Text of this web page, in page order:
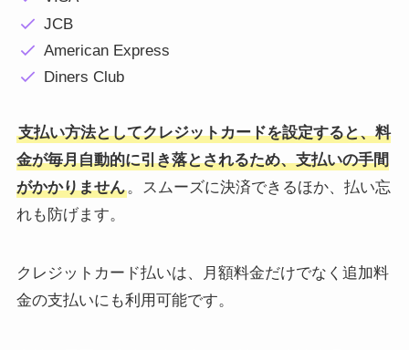
JCB
American Express
Diners Club
支払い方法としてクレジットカードを設定すると、料
金が毎月自動的に引き落とされるため、支払いの手間
がかかりません。スムーズに決済できるほか、払い忘
れも防げます。
クレジットカード払いは、月額料金だけでなく追加料
金の支払いにも利用可能です。